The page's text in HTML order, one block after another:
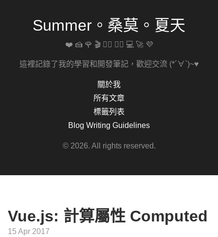
Summer。桑莫。夏天
❤️ 🍰 🌹 🎬 🚴‍♀️ 🏋️‍♀️ 💻 🚀 💜
這裡記錄了我的學習和開發筆記，歡迎交流 (*´∀`)~♥
關於我
所有文章
標籤列表
Blog Writing Guidelines
© 2026. All rights reserved.
Vue.js: 計算屬性 Computed
15 Apr 2017